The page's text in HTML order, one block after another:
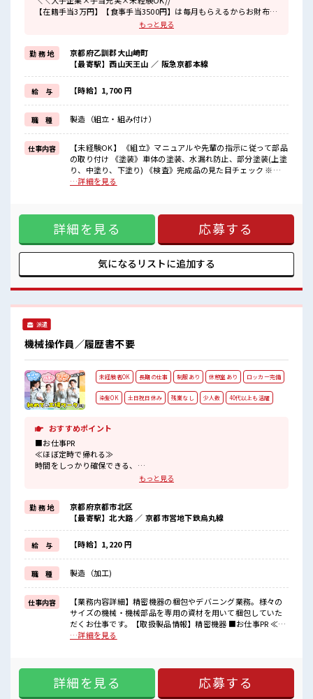
【在籍手当3万円】【食事手当3500円】は毎月もらえるからお財布が
＼遠方の方も安心◎寮完備/
◎ワンルーム寮
◎家電付き1R寮
◎駐車場完備なのでマイカー持ち込みOK
ほかにも...
・赴任時は現地までの移動交通費支給
・寮から自転車やバイク通勤OKの寮もあり※空き状況による
・長岡京駅/京阪淀駅/阪急西山天王山駅から無料送迎バスもあり
さらに大阪で「ハリウッド映画の世界」を体験できるテーマパーク
までは電車で1時間30分ほど♪
大型連休があるので休みの日がワクワクする事間違いなし！
■最短即日入社決定！
■最短2営業日で入寮も可！
※規定有
■職場の雰囲気
《20・30代の男性スタッフさんも活躍中》
職場の人間関係⇒良好♪
未経験でも安心な就業環境！
社内設備もバッチリ★
#ryo
もっと見る
勤 務 地
京都府乙訓郡大山崎町
【最寄駅】西山天王山 ／ 阪急京都本線
給 与 【時給】1,700 円
職 種 製造（組立・組み付け）
仕事内容
【未経験OK】 《組立》マニュアルや先輩の指示に従って部品
の取り付け 《塗装》車体の塗装、水漏れ防止、部分塗装(上塗
り、中塗り、下塗り) 《検査》完成品の見た目チェック ※適
正を見て、配属先が決定します ※寮アリのお仕事！一人暮ら
月もらえるからお財布が潤いまくり！ ＼遠方の方も安心◎寮
完備/ ◎ワンルーム寮 ◎家電付き1R寮 ◎駐車場完備なのでマ
イカー持ち込みOK ほかにも... ・赴任時は現地までの移動交通
費支給 ・寮から自転車やバイク通勤OKの寮もあり※空き状況
による ・長岡京駅/京阪淀駅/阪急西山天王山駅から無料送迎
バスもあり さらに大阪で「ハリウッド映画の世界」を体験で
あるので休みの日がワクワクする事間違いなし！ ■最短即日
入社決定！ 条件があえば応募のその日に入社決定もできる！
未経験でも安心な就業環境！ 社内設備もバッチリ★ 売店・食
堂・休憩室・ロッカー・自販機・喫煙所・スポットクーラー
あり♪ #ryo
…詳細を見る
詳細を見る 応募する
気になるリストに追加する
派遣
機械操作員／履歴書不要
未経験者OK 長期の仕事 制服あり 休憩室あり ロッカー完備
染髪OK 土日祝日休み 残業なし 少人数 40代以上も活躍
おすすめポイント
■お仕事PR
≪ほぼ定時で帰れる≫
時間をしっかり確保できる、
≪週休2日制≫
週末は家族や友人と一緒にプライベート満喫！
≪モチベーションもUP≫
派手過ぎなければ髪型や髪色自由♪
(規定有)≪機能的な制服アリ≫
制服があるので、
毎日の服装の悩み解消♪
≪未経験でも活躍できる≫
新しいことにチャレンジするのは不安だけど、
しっかり働く環境が整っています！
イチからスキルUP・ステップUP目指していきましょう！
■職場の雰囲気
派手過ぎなければOKだから、
モチベーションもUP！
休憩時間にゆっくりできるスペース完備！
もっと見る
勤 務 地
京都府京都市北区
【最寄駅】北大路 ／ 京都市営地下鉄烏丸線
給 与 【時給】1,220 円
職 種 製造（加工)
仕事内容
【業務内容詳細】精密機器の梱包やデバニング業務。様々の
サイズの機械・機械部品を専用の資材を用いて梱包していた
だくお仕事です。【取扱製品情報】精密機器 ■お仕事PR ≪ほ
ぼ定時で帰れる≫ 時間をしっかり確保できる、 残業基本ナシ
満喫！ ≪モチベーションもUP≫ 派手過ぎなければ髪型や髪色
自由♪ (規定有)≪機能的な制服アリ≫ 制服があるので、 毎日
の服装の悩み解消♪ ≪未経験でも活躍できる≫ 新しいことに
…詳細を見る
詳細を見る 応募する